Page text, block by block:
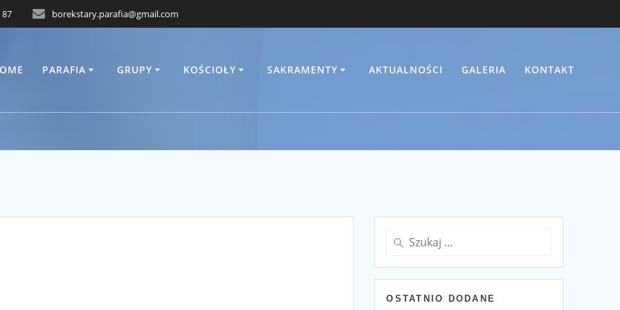
87 borekstary.parafia@gmail.com
PARAFIA GRUPY KOŚCIOŁY SAKRAMENTY AKTUALNOŚCI GALERIA KONTAKT
Szukaj:
OSTATNIO DODANE